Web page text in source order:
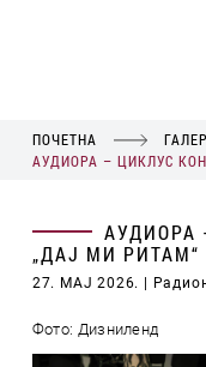
ПОЧЕТНА
АУДИОРА – ЦИКЛУС
АУДИОРА
„ДАЈ МИ РИТАМ“
27. МАЈ 2026. |
Фото: Дизниленд